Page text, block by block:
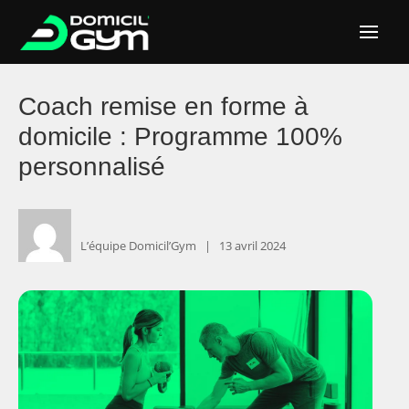
Coach remise en forme à
domicile : Programme 100%
personnalisé
L’équipe Domicil’Gym ‎ ‎ ‎| ‎ ‎ ‎ ‎13 avril 2024